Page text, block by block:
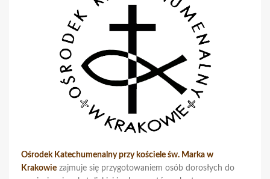
Ośrodek Katechumenalny przy kościele św. Marka w
Krakowie zajmuje się przygotowaniem osób dorosłych do